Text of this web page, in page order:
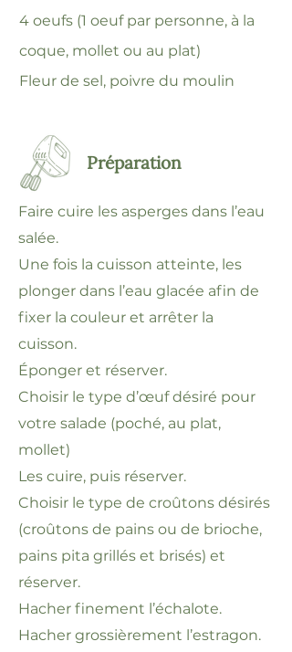
4 oeufs (1 oeuf par personne, à la
coque, mollet ou au plat)
Fleur de sel, poivre du moulin
Préparation
Faire cuire les asperges dans l’eau
salée.
Une fois la cuisson atteinte, les
plonger dans l’eau glacée afin de
fixer la couleur et arrêter la
cuisson.
Éponger et réserver.
Choisir le type d’œuf désiré pour
votre salade (poché, au plat,
mollet)
Les cuire, puis réserver.
Choisir le type de croûtons désirés
(croûtons de pains ou de brioche,
pains pita grillés et brisés) et
réserver.
Hacher finement l’échalote.
Hacher grossièrement l’estragon.